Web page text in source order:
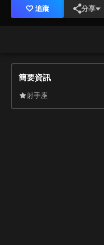
追蹤 分享
簡要資訊
射手座